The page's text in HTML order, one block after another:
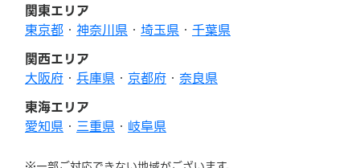
関東エリア
東京都 ・ 神奈川県 ・ 埼玉県 ・ 千葉県
関西エリア
大阪府 ・ 兵庫県 ・ 京都府 ・ 奈良県
東海エリア
愛知県 ・ 三重県 ・ 岐阜県